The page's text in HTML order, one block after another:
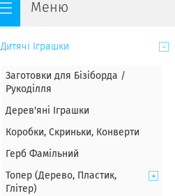
Дитячі Іграшки
Заготовки для Бізіборда /
Рукоділля
Дерев'яні Іграшки
Коробки, Скриньки, Конверти
Герб Фамільний
Топер (Дерево, Пластик,
Глітер)